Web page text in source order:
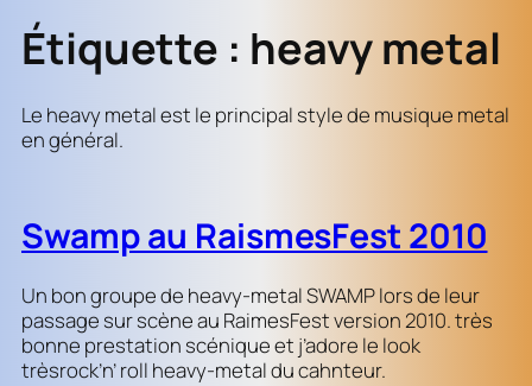
Étiquette : heavy metal
Le heavy metal est le principal style de musique metal
en général.
Swamp au RaismesFest 2010
Un bon groupe de heavy-metal SWAMP lors de leur
passage sur scène au RaimesFest version 2010. très
bonne prestation scénique et j’adore le look
trèsrock’n’ roll heavy-metal du cahnteur.